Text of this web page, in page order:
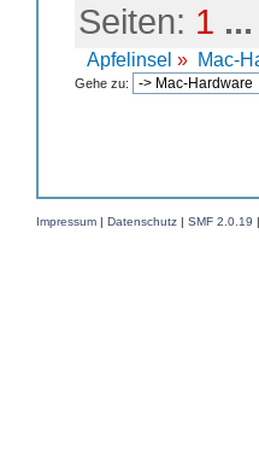
Seiten: 1 ...
Apfelinsel » Mac-
Gehe zu:
Impressum | Datenschutz | SMF 2.0.19 |